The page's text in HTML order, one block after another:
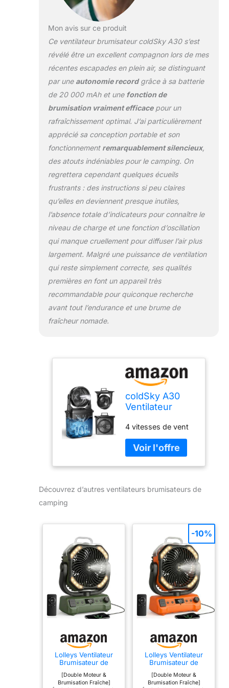
Mon avis sur ce produit
Ce ventilateur brumisateur coldSky A30 s’est
révélé être un excellent compagnon lors de mes
récentes escapades en plein air, se distinguant
par une autonomie recordgrâce à sa batterie
de 20 000 mAh et une fonction de
brumisation vraiment efficacepour un
rafraîchissement optimal. J’ai particulièrement
apprécié sa conception portable et son
fonctionnement remarquablement silencieux,
des atouts indéniables pour le camping. On
regrettera cependant quelques écueils
frustrants : des instructions si peu claires
qu’elles en deviennent presque inutiles,
l’absence totale d’indicateurs pour connaître le
niveau de charge et une fonction d’oscillation
qui manque cruellement pour diffuser l’air plus
largement. Malgré une puissance de ventilation
qui reste simplement correcte, ses qualités
premières en font un appareil très
recommandable pour quiconque recherche
avant tout l’endurance et une brume de
fraîcheur nomade.
coldSky A30
Ventilateur
camping avec
batterie 20 000
mAh 4 vitesses
4 vitesses de vent
Découvrez d’autres ventilateurs brumisateurs de
camping
Lolleys Ventilateur
Brumisateur de
Camping 20000mAh,
Ventilateur Portable
Rechargeable avec
[Double Moteur &
Brumisation Fraîche]
Lolleys Ventilateur
Brumisateur de
Camping 20000mAh,
Ventilateur Portable
Rechargeable avec
[Double Moteur &
Brumisation Fraîche]
-10%